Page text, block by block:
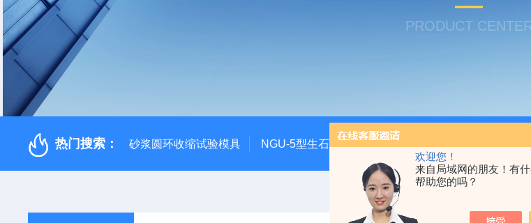
欢迎您！
来自局域网的朋友！有
帮助您的吗？
PRODUCT
热门搜索： 砂浆圆环收缩试验模具 NGU-5型生石灰消化器（保温带盖消化器） *GB/